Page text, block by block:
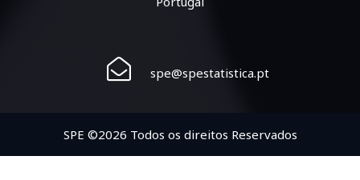
spe@spestatistica.pt
SPE ©2026 Todos os direitos Reservados